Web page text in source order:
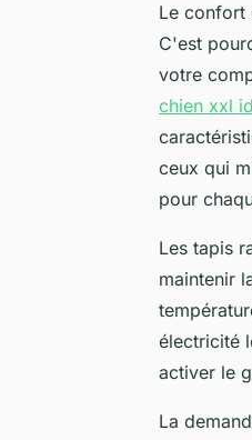
Le confort
C'est
votre
chien xxl
ceux qui
pour
Les tapis
maintenir
électricité
activer le
La